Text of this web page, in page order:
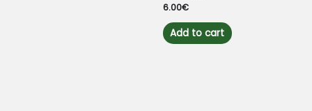
Rated
0
out
of
5
6.00€
Add to cart